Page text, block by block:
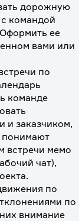
дорожную
командой
ее
вами или
по
команде
и заказчиком,
понимают
встречи мемо
чат),
по
по
внимание